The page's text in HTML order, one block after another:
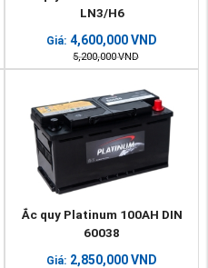
LN3/H6
Giá: 4,600,000VND
5,200,000 VND
Ắc quy Platinum 100AH DIN
60038
Giá: 2,850,000VND